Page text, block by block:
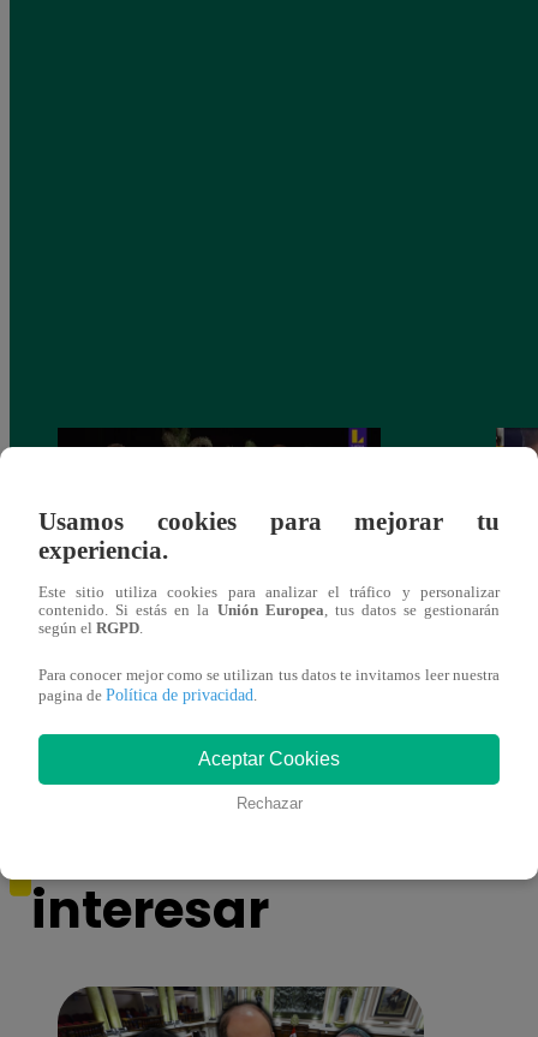
a la ‘Carta dulce’ en Noche de Patas
al
interesar
Usamos cookies para mejorar tu
experiencia.
Este sitio utiliza cookies para analizar el tráfico y personalizar
contenido. Si estás en la Unión Europea , tus datos se gestionarán
según el RGPD
Para conocer mejor como se utilizan tus datos te invitamos leer nuestra
pagina de Política de privacidad
Aceptar Cookies
Rechazar